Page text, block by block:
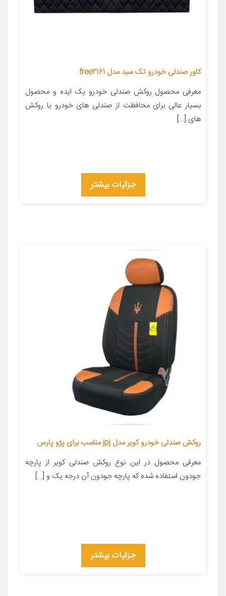
کاور صندلی خودرو تک سبد مدل free2161
معرفی محصول روکش صندلی خودرو یک ایده و محصول
بسیار عالی برای محافظت از صندلی های خودرو یا روکش
های […]
جزئیات بیشتر
روکش صندلی خودرو کویر مدل jpj مناسب برای پژو پارس
معرفی محصول در این نوع روکش صندلی کویر از پارچه
جودون استفاده شده که پارچه جودون آن درجه یک و […]
جزئیات بیشتر